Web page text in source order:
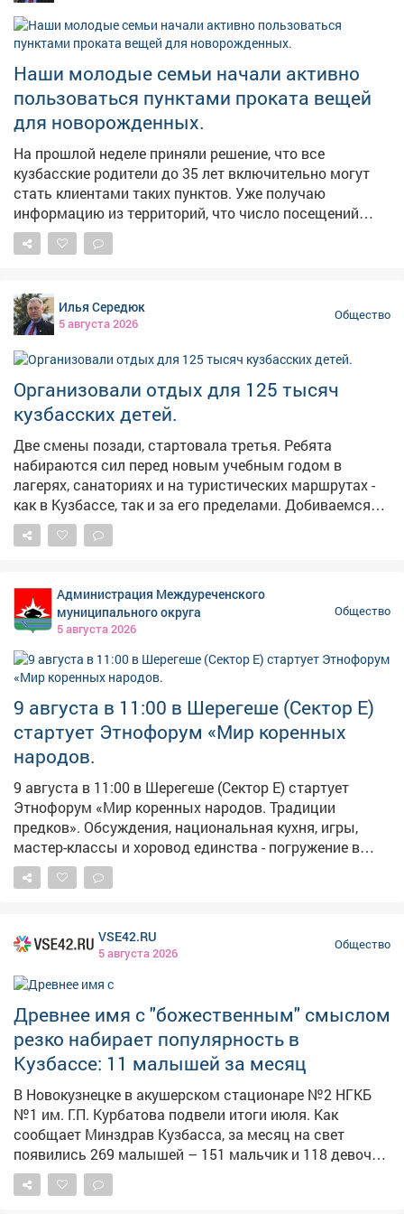
сотрудниками полиции помогают подросткам
сделать осознанный выбор в пользу здоровья и
законопослушного поведения.
две новые школы – в Междуреченске и посёлке Теба в
Междуреченском округе. Ранее сообщалось, что
младших классов.
Наши молодые семьи начали активно
пользоваться пунктами проката вещей
для новорожденных.
На прошлой неделе приняли решение, что все
кузбасские родители до 35 лет включительно могут
стать клиентами таких пунктов. Уже получаю
информацию из территорий, что число посещений
заметно возросло. Подтверждают это и сами
молодые родители. Ольга Андреевна из
Андреевич в пункте проката подобрали для дочери
автокресло, прогулочную коляску и стульчик для
кормления. Алексия Киселева из Ленинск-Кузнецкого
округа - студентка. Ее сыну исполнилось 11 месяцев.
Прокатом семья Киселевых пользуется уже не в
первый раз: брали коляску, манеж, ходунки,
видеоняню и зимние санки. Сейчас понадобилось
время, а снова взять в прокате. Когда давал
поручение запустить меру поддержки, опирался на
собственный опыт отца троих детей. Чтобы купить
все необходимое и обновлять по мере роста, нужны
серьезные деньги - не каждому семейному бюджету
по силам. Гораздо удобнее взять бесплатно на время
Илья Середюк
5 августа 2026
Общество
Организовали отдых для 125 тысяч
кузбасских детей.
Две смены позади, стартовала третья. Ребята
набираются сил перед новым учебным годом в
лагерях, санаториях и на туристических маршрутах -
как в Кузбассе, так и за его пределами. Добиваемся
того, чтобы с каждым годом наши юные земляки
получали все больше возможностей - не только
обрести новые знания и навыки, завести друзей.
Обновляем и инфраструктуру лагкерей. В следующем
году начнем строительство двух новых корпусов в
Администрация Междуреченского
муниципального округа
5 августа 2026
Общество
9 августа в 11:00 в Шерегеше (Сектор Е)
стартует Этнофорум «Мир коренных
народов.
9 августа в 11:00 в Шерегеше (Сектор Е) стартует
Этнофорум «Мир коренных народов. Традиции
предков». Обсуждения, национальная кухня, игры,
мастер-классы и хоровод единства - погружение в
культуру гарантировано! Слышите зов предков?
Приезжайте!
VSE42.RU
5 августа 2026
Общество
Древнее имя с "божественным" смыслом
резко набирает популярность в
Кузбассе: 11 малышей за месяц
В Новокузнецке в акушерском стационаре №2 НГКБ
№1 им. Г.П. Курбатова подвели итоги июля. Как
сообщает Минздрав Кузбасса, за месяц на свет
появились 269 малышей – 151 мальчик и 118 девочек.
Среди новорождённых мальчиков абсолютным
лидером по популярности стало имя Михаил – его